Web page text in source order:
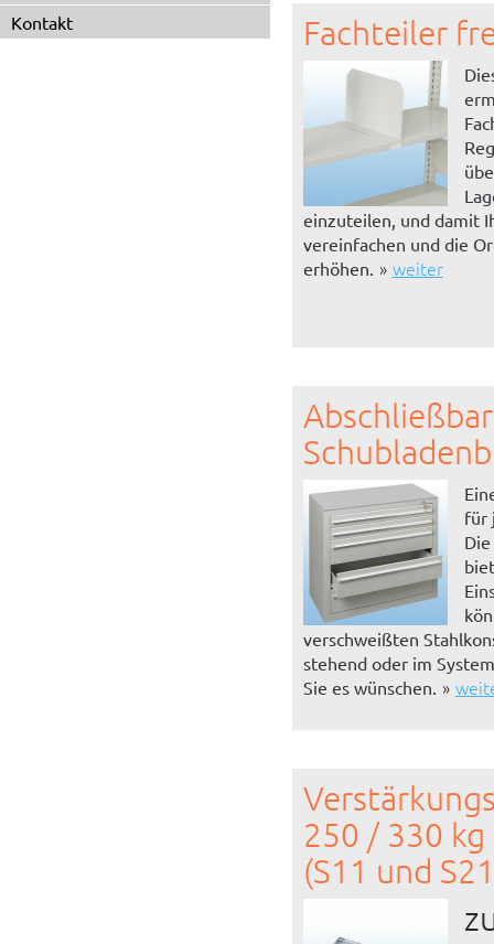
Kontakt
Fachteiler
einzuteilen, und damit
vereinfachen und die
erhöhen.
weiter
für
verschweißten
stehend oder im
Sie es wünschen.
250 / 330 kg
(S11 und